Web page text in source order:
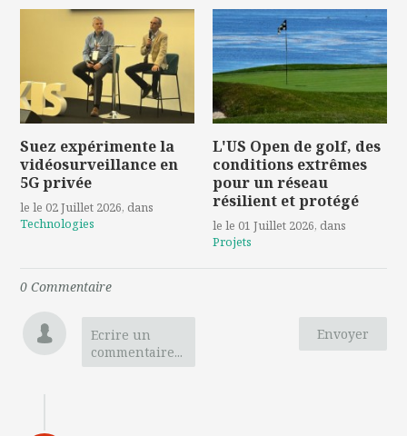
Suez expérimente la
vidéosurveillance en
5G privée
le le 02 Juillet 2026, dans
Technologies
L'US Open de golf, des
conditions extrêmes
pour un réseau
résilient et protégé
le le 01 Juillet 2026, dans
Projets
0 Commentaire
Envoyer
Ecrire un
commentaire...